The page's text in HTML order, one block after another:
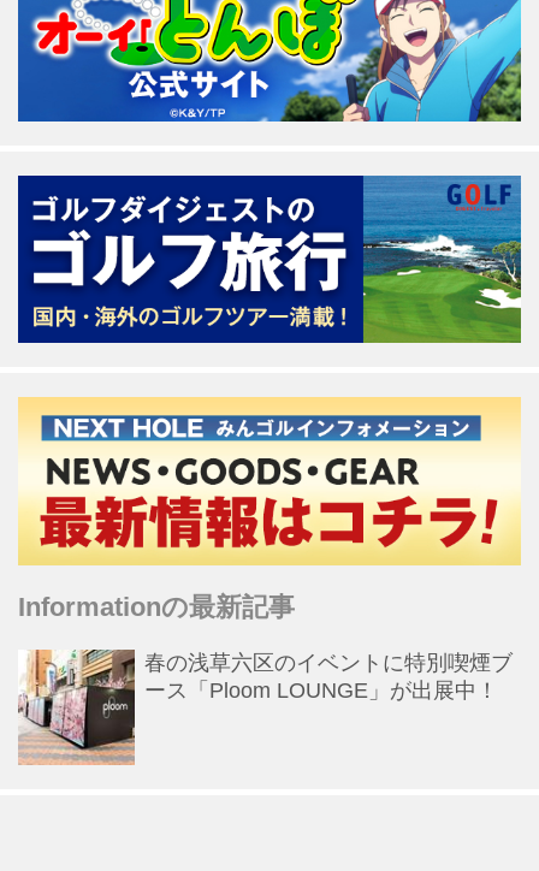
Informationの最新記事
春の浅草六区のイベントに特別喫煙ブ
ース「Ploom LOUNGE」が出展中！